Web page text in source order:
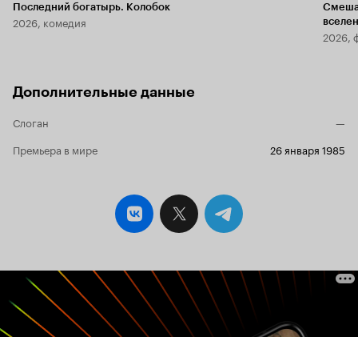
Последний богатырь. Колобок
2026, комедия
2026,
Дополнительные данные
Слоган
—
Премьера в мире
26 января 1985